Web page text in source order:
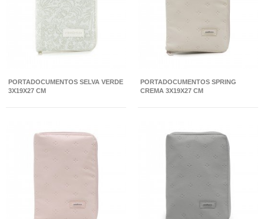
PORTADOCUMENTOS SELVA VERDE
3X19X27 CM
PORTADOCUMENTOS SPRING
CREMA 3X19X27 CM